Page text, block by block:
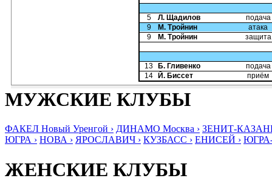
5 Л. Щадилов
подача
9
М. Тройнин
атака
9
М. Тройнин защита
13 Б. Гливенко
подача
14
Й. Биссет приём
МУЖСКИЕ КЛУБЫ
ФАКЕЛ Новый Уренгой › ДИНАМО Москва › ЗЕНИТ-
ЮГРА › НОВА › ЯРОСЛАВИЧ › КУЗБАСС › ЕНИСЕЙ ›
ЖЕНСКИЕ КЛУБЫ